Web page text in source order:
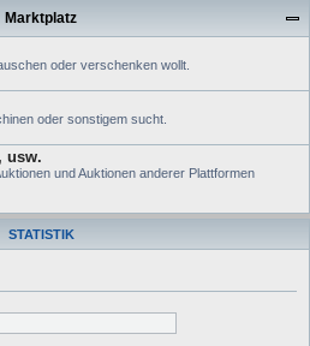
Marktplatz
oder verschenken wollt.
oder sonstigem sucht.
usw.
und Auktionen anderer Plattformen
STATISTIK